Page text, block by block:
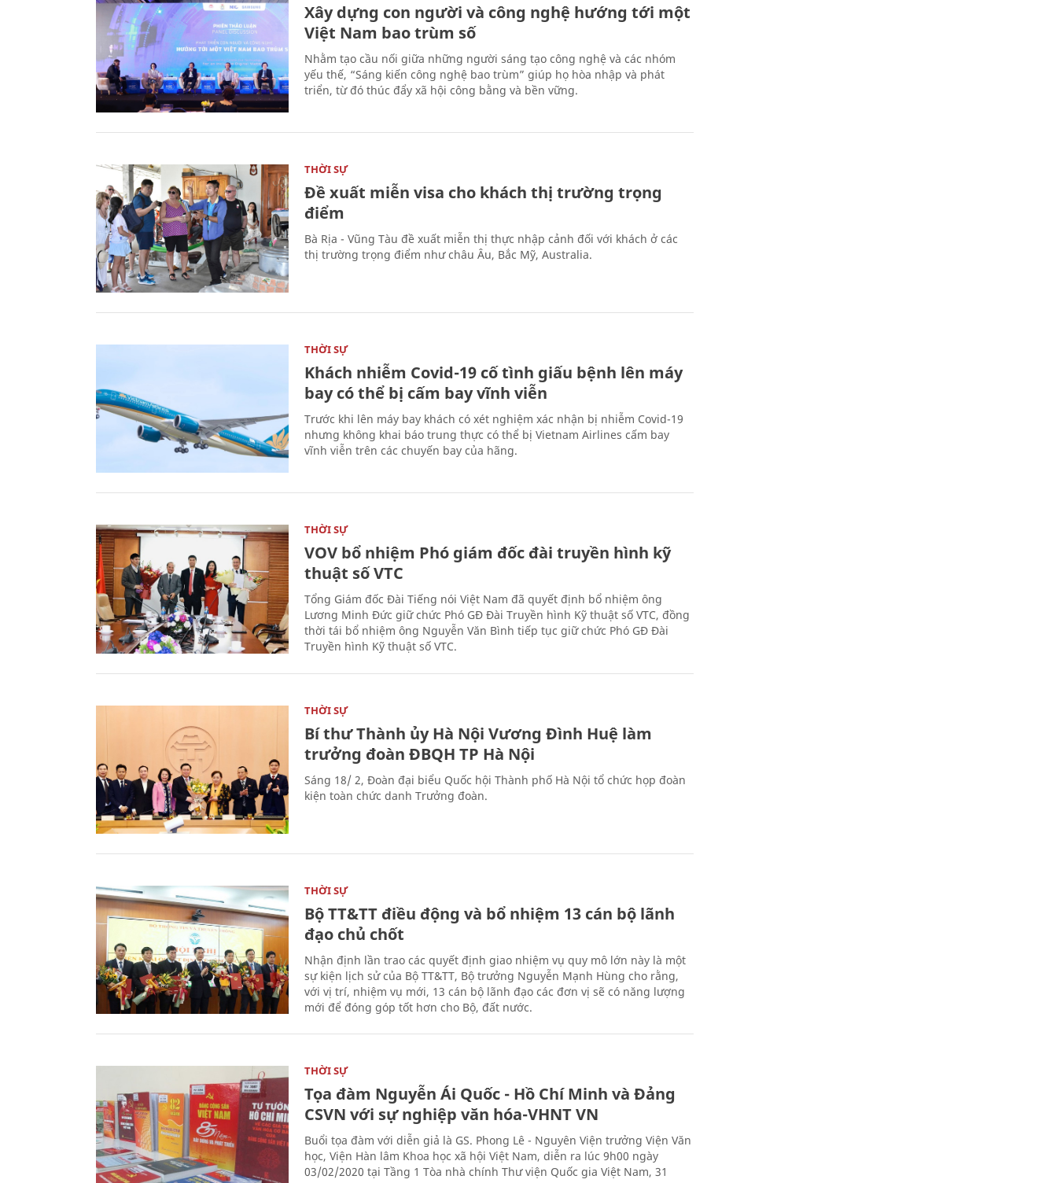
Xây dựng con người và công nghệ hướng tới một
Việt Nam bao trùm số
Nhằm tạo cầu nối giữa những người sáng tạo công nghệ và các nhóm
yếu thế, “Sáng kiến công nghệ bao trùm” giúp họ hòa nhập và phát
triển, từ đó thúc đẩy xã hội công bằng và bền vững.
THỜI SỰ
Đề xuất miễn visa cho khách thị trường trọng
điểm
Bà Rịa - Vũng Tàu đề xuất miễn thị thực nhập cảnh đối với khách ở các
thị trường trọng điểm như châu Âu, Bắc Mỹ, Australia.
THỜI SỰ
Khách nhiễm Covid-19 cố tình giấu bệnh lên máy
bay có thể bị cấm bay vĩnh viễn
Trước khi lên máy bay khách có xét nghiệm xác nhận bị nhiễm Covid-19
nhưng không khai báo trung thực có thể bị Vietnam Airlines cấm bay
vĩnh viễn trên các chuyến bay của hãng.
THỜI SỰ
VOV bổ nhiệm Phó giám đốc đài truyền hình kỹ
thuật số VTC
Tổng Giám đốc Đài Tiếng nói Việt Nam đã quyết định bổ nhiệm ông
Lương Minh Đức giữ chức Phó GĐ Đài Truyền hình Kỹ thuật số VTC, đồng
thời tái bổ nhiệm ông Nguyễn Văn Bình tiếp tục giữ chức Phó GĐ Đài
Truyền hình Kỹ thuật số VTC.
THỜI SỰ
Bí thư Thành ủy Hà Nội Vương Đình Huệ làm
trưởng đoàn ĐBQH TP Hà Nội
Sáng 18/ 2, Đoàn đại biểu Quốc hội Thành phố Hà Nội tổ chức họp đoàn
kiện toàn chức danh Trưởng đoàn.
THỜI SỰ
Bộ TT&TT điều động và bổ nhiệm 13 cán bộ lãnh
đạo chủ chốt
Nhận định lần trao các quyết định giao nhiệm vụ quy mô lớn này là một
sự kiện lịch sử của Bộ TT&TT, Bộ trưởng Nguyễn Mạnh Hùng cho rằng,
với vị trí, nhiệm vụ mới, 13 cán bộ lãnh đạo các đơn vị sẽ có năng lượng
mới để đóng góp tốt hơn cho Bộ, đất nước.
THỜI SỰ
Tọa đàm Nguyễn Ái Quốc - Hồ Chí Minh và Đảng
CSVN với sự nghiệp văn hóa-VHNT VN
Buổi tọa đàm với diễn giả là GS. Phong Lê - Nguyên Viện trưởng Viện Văn
học, Viện Hàn lâm Khoa học xã hội Việt Nam, diễn ra lúc 9h00 ngày
03/02/2020 tại Tầng 1 Tòa nhà chính Thư viện Quốc gia Việt Nam, 31